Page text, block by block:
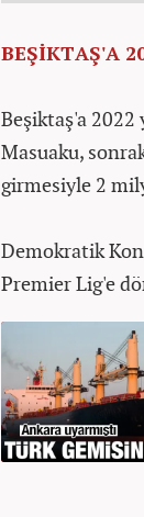
BEŞİKTAŞ'A
Beşiktaş'a 2022
Masuaku,
girmesiyle 2
Demokratik
Premier Lig'e